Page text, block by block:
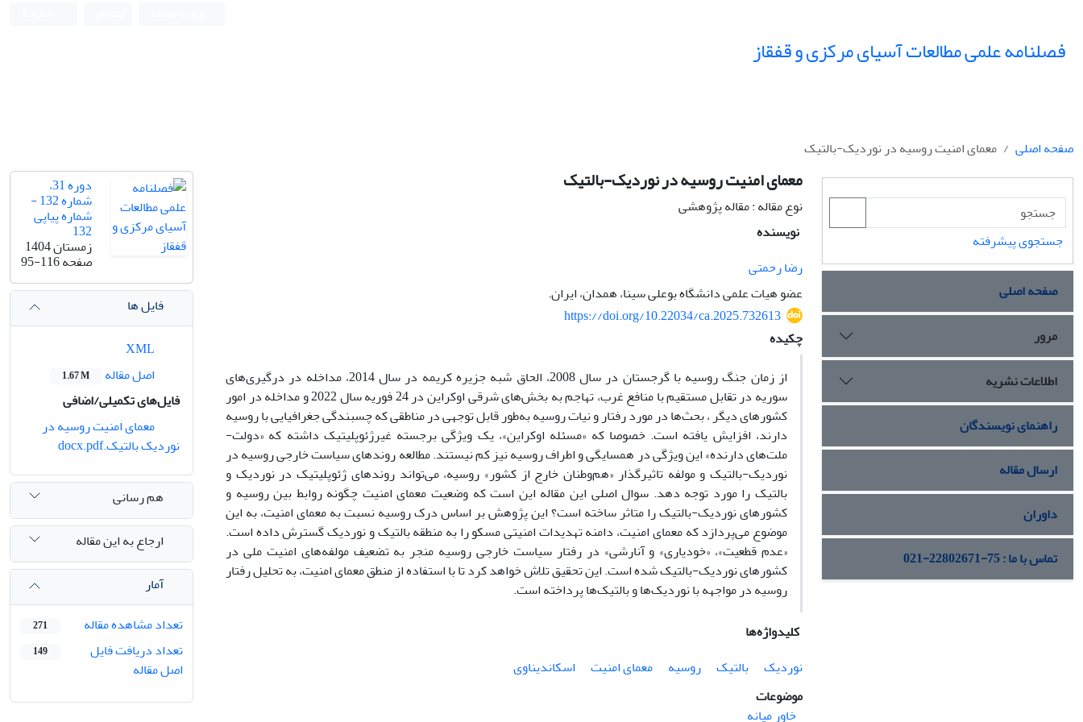
فصلنامه علمی مطالعات آسیای مرکزی و قفقاز
صفحه اصلی معمای امنیت روسیه در نوردیک-بالتیک
معمای امنیت روسیه در نوردیک-بالتیک
نوع مقاله : مقاله پژوهشی
نویسنده
رضا رحمتی
عضو هیات علمی دانشگاه بوعلی سینا، همدان، ایران.
https://doi.org/10.22034/ca.2025.732613
چکیده
از زمان جنگ روسیه با گرجستان در سال 2008، الحاق شبه جزیره کریمه در سال 2014، مداخله در درگیری‌های
سوریه در تقابل مستقیم با منافع غرب، تهاجم به بخش‌های شرقی اوکراین در 24 فوریه سال 2022 و مداخله در امور
کشورهای دیگر ، بحث‌ها در مورد رفتار و نیات روسیه به‌طور قابل توجهی در مناطقی که چسبندگی جغرافیایی با روسیه
دارند، افزایش یافته است. خصوصا که «مسئله اوکراین»، یک ویژگی برجسته غیرژئوپلیتیک داشته که «دولت-
ملت‌های دارنده» این ویژگی در همسایگی و اطراف روسیه نیز کم نیستند. مطالعه روندهای سیاست خارجی روسیه در
نوردیک-بالتیک و مولفه تاثیرگذار «هم‌وطنان خارج از کشور» روسیه، می‌تواند روندهای ژئوپلیتیک در نوردیک و
بالتیک را مورد توجه دهد. سوال اصلی این مقاله این است که وضعیت معمای امنیت چگونه روابط بین روسیه و
کشورهای نوردیک-بالتیک را متاثر ساخته است؟ این پژوهش بر اساس درک روسیه نسبت به معمای امنیت، به این
موضوع می‌پردازد که معمای امنیت، دامنه تهدیدات امنیتی مسکو را به منطقه بالتیک و نوردیک گسترش داده است.
«عدم قطعیت»، «خودیاری» و آنارشی» در رفتار سیاست خارجی روسیه منجر به تضعیف مولفه‌های امنیت ملی در
کشورهای نوردیک-بالتیک شده است. این تحقیق تلاش خواهد کرد تا با استفاده از منطق معمای امنیت، به تحلیل رفتار
روسیه در مواجهه با نوردیک‌ها و بالتیک‌ها پرداخته است.
کلیدواژه‌ها
نوردیک
بالتیک روسیه معمای امنیت
اسکاندیناوی
موضوعات
خاور میانه
دوره 31،
شماره 132 -
شماره پیاپی
132
زمستان 1404
صفحه95-116
فایل ها
اصل مقاله
1.67 M
فایل‌های تکمیلی/اضافی
معمای امنیت روسیه در
نوردیک بالتیک.docx.pdf
هم رسانی
ارجاع به این مقاله
آمار
تعداد مشاهده مقاله
271
تعداد دریافت فایل
اصل مقاله
149
جستجوی پیشرفته
صفحه اصلی
مرور
اطلاعات نشریه
راهنمای نویسندگان
ارسال مقاله
داوران
تماس با ما : 75-22802671-021